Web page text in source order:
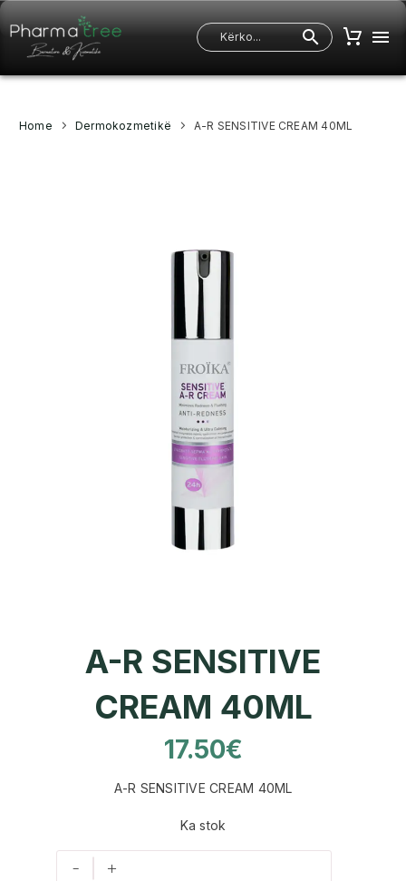
Home Dermokozmetikë A-R SENSITIVE CREAM 40ML
A-R SENSITIVE
CREAM 40ML
17.50€
A-R SENSITIVE CREAM 40ML
Ka stok
- +